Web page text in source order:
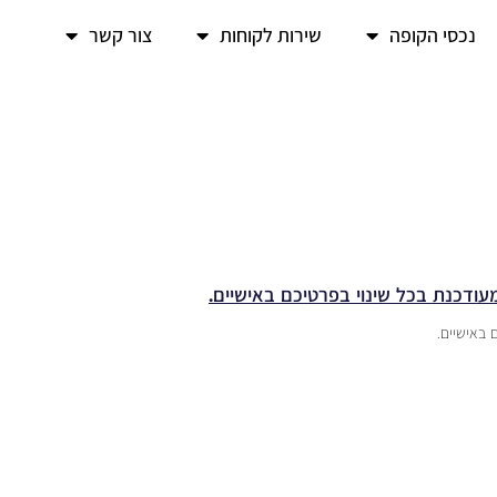
נכסי הקופה שירות לקוחות
צור קשר
בכל שינוי בפרטיכם באישיים.
באישיים.